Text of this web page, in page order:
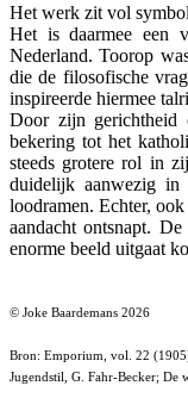
Het werk zit vol
Het is daarmee een
Nederland. Toorop
die de filosofische
inspireerde hiermee
Door zijn
bekering tot het
steeds grotere rol in
duidelijk aanwezig in
loodramen. Echter,
aandacht ontsnapt.
enorme beeld uitgaat
© Joke Baardemans 2026
Bron: Emporium, vol. 22
Jugendstil, G. Fahr-Becker; De